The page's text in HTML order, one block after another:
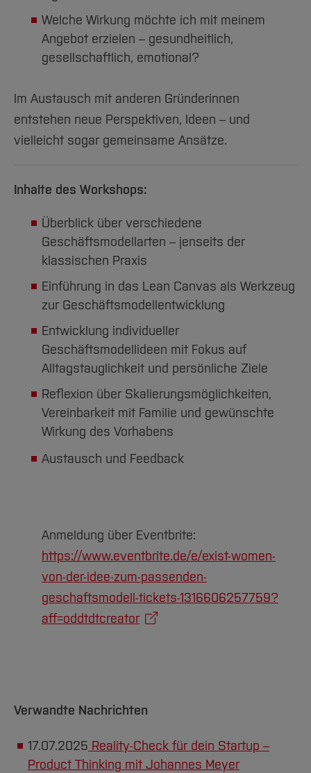
Welche Wirkung möchte ich mit meinem
Angebot erzielen – gesundheitlich,
gesellschaftlich, emotional?
Im Austausch mit anderen Gründerinnen
entstehen neue Perspektiven, Ideen – und
vielleicht sogar gemeinsame Ansätze.
Inhalte des Workshops:
Überblick über verschiedene
Geschäftsmodellarten – jenseits der
klassischen Praxis
Einführung in das Lean Canvas als Werkzeug
zur Geschäftsmodellentwicklung
Entwicklung individueller
Geschäftsmodellideen mit Fokus auf
Alltagstauglichkeit und persönliche Ziele
Reflexion über Skalierungsmöglichkeiten,
Vereinbarkeit mit Familie und gewünschte
Wirkung des Vorhabens
Austausch und Feedback
Anmeldung über Eventbrite:
https://www.eventbrite.de/e/exist-women-
von-der-idee-zum-passenden-
geschaftsmodell-tickets-1316606257759?
aff=oddtdtcreator
Verwandte Nachrichten
17.07.2025 Reality-Check für dein Startup –
Product Thinking mit Johannes Meyer